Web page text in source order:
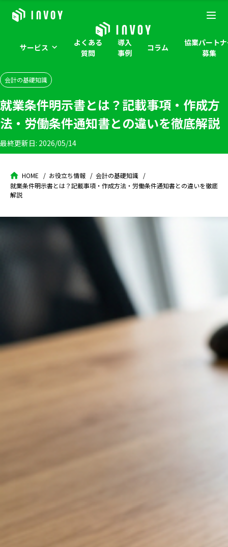
サービス
よくある
質問
導入
事例
コラム
協業パート
募集
会計の基礎知識
就業条件明示書とは？記載事項・作成方
法・労働条件通知書との違いを徹底解説
最終更新日: 2026/05/14
HOME お役立ち情報
会計の基礎知識
就業条件明示書とは？記載事項・作成方法・労働条件通知書との違いを徹底
解説